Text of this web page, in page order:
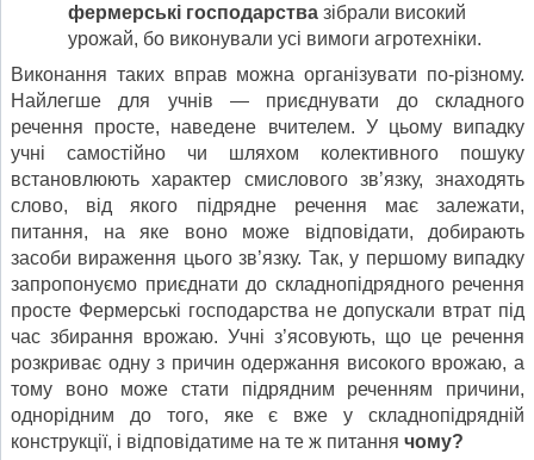
фермерські господарства зібрали високий
урожай, бо виконували усі вимоги агротехніки.
Виконання таких вправ можна організувати по-різному.
Найлегше для учнів — приєднувати до складного
речення просте, наведене вчителем. У цьому випадку
учні самостійно чи шляхом колективного пошуку
встановлюють характер смислового зв’язку, знаходять
слово, від якого підрядне речення має залежати,
питання, на яке воно може відповідати, добирають
засоби вираження цього зв’язку. Так, у першому випадку
за­пропонуємо приєднати до складнопідрядного речення
просте Фермерські господарства не допускали втрат під
час збирання врожаю. Учні з’ясовують, що це речення
розкриває одну з причин одержання високого врожаю, а
тому воно може стати підрядним реченням причини,
однорідним до того, яке є вже у складнопідрядній
конструкції, і відповідатиме на те ж питання чому?